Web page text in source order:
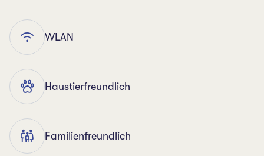
WLAN
Haustierfreundlich
Familienfreundlich